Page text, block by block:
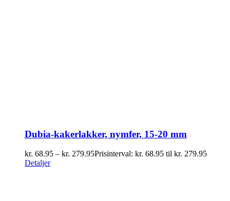
Dubia-kakerlakker, nymfer, 15-20 mm
kr. 68.95 – kr. 279.95Prisinterval: kr. 68.95 til kr. 279.95
Detaljer